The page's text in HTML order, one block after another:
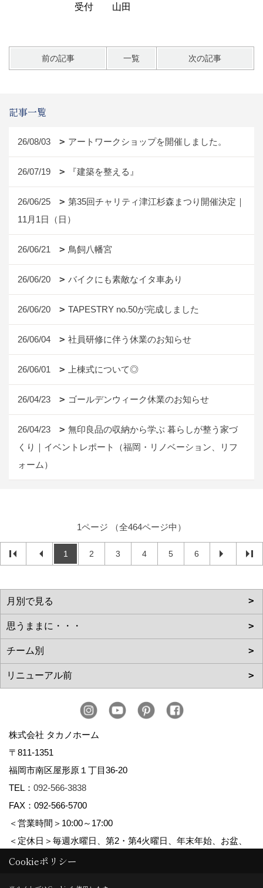
受付 山田
前の記事 一覧 次の記事
記事一覧
26/08/03 アートワークショップを開催しました。
26/07/19 『建築を整える』
26/06/25
第35回チャリティ津江杉森まつり開催決定｜
11月1日（日）
26/06/21 鳥飼八幡宮
26/06/20 バイクにも素敵なイタ車あり
26/06/20 TAPESTRY no.50が完成しました
26/06/04 社員研修に伴う休業のお知らせ
26/06/01 上棟式について◎
26/04/23 ゴールデンウィーク休業のお知らせ
26/04/23
無印良品の収納から学ぶ 暮らしが整う家づ
くり｜イベントレポート（福岡・リノベーション、リフ
ォーム）
1ページ （全464ページ中）
1 2 3 4 5 6
株式会社 タカノホーム
〒811-1351
福岡市南区屋形原１丁目36-20
TEL： 092-566-3838
FAX：092-566-5700
＜営業時間＞10:00～17:00
＜定休日＞毎週水曜日、第2・第4火曜日、年末年始、お盆、
ゴールデンウィーク、夏季休暇
Cookieポリシー